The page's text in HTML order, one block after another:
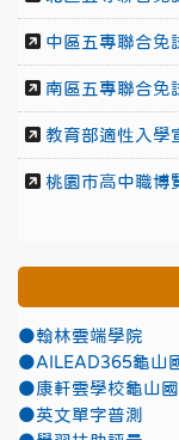
中區五專聯合免
南區五專聯合免
教育部適性入學
桃園市高中職博
●翰林雲端學院
●AILEAD365龜山
●康軒雲學校龜山
●英文單字普測